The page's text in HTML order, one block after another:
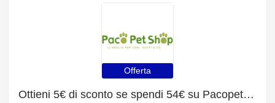
Offerta
Ottieni 5€ di sconto se spendi 54€ su Pacopetshop It